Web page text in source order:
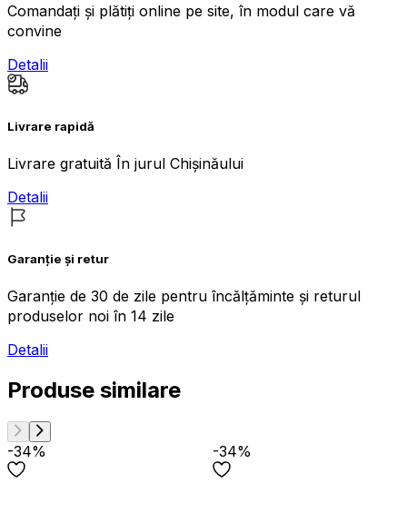
Comandați și plătiți online pe site, în modul care vă
convine
Detalii
Livrare rapidă
Livrare gratuită În jurul Chișinăului
Detalii
Garanție și retur
Garanție de 30 de zile pentru încălțăminte și returul
produselor noi în 14 zile
Detalii
Produse similare
-34% -34%